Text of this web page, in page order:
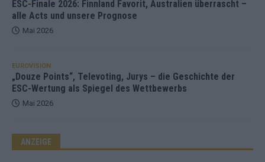
ESC-Finale 2026: Finnland Favorit, Australien überrascht –
alle Acts und unsere Prognose
Mai 2026
EUROVISION
„Douze Points“, Televoting, Jurys – die Geschichte der
ESC-Wertung als Spiegel des Wettbewerbs
Mai 2026
ANZEIGE